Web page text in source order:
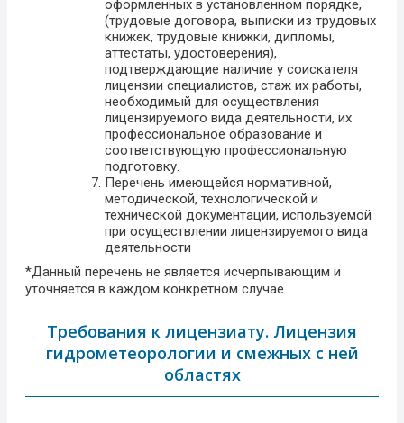
оформленных в установленном порядке,
(трудовые договора, выписки из трудовых
книжек, трудовые книжки, дипломы,
аттестаты, удостоверения),
подтверждающие наличие у соискателя
лицензии специалистов, стаж их работы,
необходимый для осуществления
лицензируемого вида деятельности, их
профессиональное образование и
соответствующую профессиональную
подготовку.
Перечень имеющейся нормативной,
методической, технологической и
технической документации, используемой
при осуществлении лицензируемого вида
деятельности
*Данный перечень не является исчерпывающим и
уточняется в каждом конкретном случае.
Требования к лицензиату. Лицензия
гидрометеорологии и смежных с ней
областях